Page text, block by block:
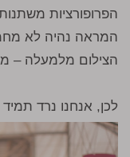
הפרופורציות
המראה נהיה לא
הצילום מלמעלה –
לכן, אנחנו נרד